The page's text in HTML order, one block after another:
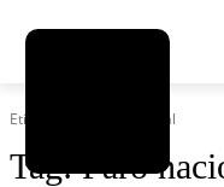
Etiquetas Paro nacional
Tag:Paro